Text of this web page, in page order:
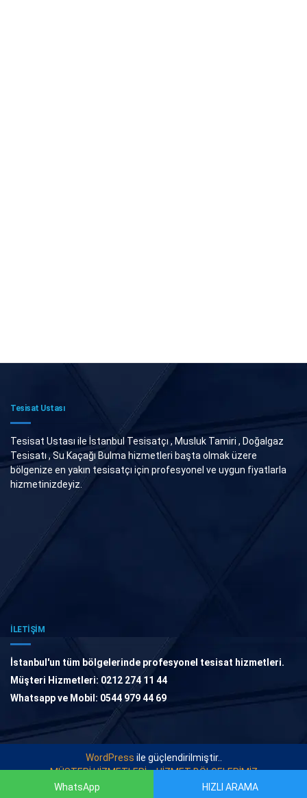
Tesisat Ustası
Tesisat Ustası ile İstanbul Tesisatçı , Musluk Tamiri , Doğalgaz
Tesisatı , Su Kaçağı Bulma hizmetleri başta olmak üzere
bölgenize en yakın tesisatçı için profesyonel ve uygun fiyatlarla
hizmetinizdeyiz.
İLETİŞİM
İstanbul'un tüm bölgelerinde profesyonel tesisat hizmetleri.
Müşteri Hizmetleri: 0212 274 11 44
Whatsapp ve Mobil: 0544 979 44 69
WordPress ile güçlendirilmiştir..
MÜŞTERİ HİZMETLERİ
HİZMET BÖLGELERİMİZ
© 2021TESİSAT USTASI . Tüm Hakları Saklıdır.
WhatsApp HIZLI ARAMA